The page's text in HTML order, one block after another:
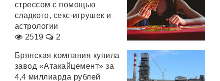
стрессом с помощью
сладкого, секс-игрушек и
астрологии
2519
2
Брянская компания купила
завод «Атакайцемент» за
4,4 миллиарда рублей